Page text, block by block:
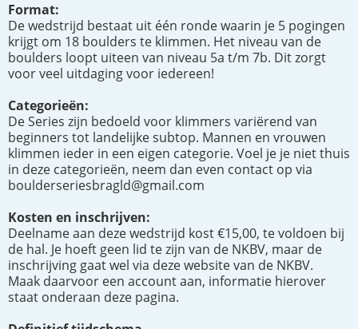
Format:
De wedstrijd bestaat uit één ronde waarin je 5 pogingen
krijgt om 18 boulders te klimmen. Het niveau van de
boulders loopt uiteen van niveau 5a t/m 7b. Dit zorgt
voor veel uitdaging voor iedereen!
Categorieën:
De Series zijn bedoeld voor klimmers variërend van
beginners tot landelijke subtop. Mannen en vrouwen
klimmen ieder in een eigen categorie. Voel je je niet thuis
in deze categorieën, neem dan even contact op via
boulderseriesbragld@gmail.com
Kosten en inschrijven:
Deelname aan deze wedstrijd kost €15,00, te voldoen bij
de hal. Je hoeft geen lid te zijn van de NKBV, maar de
inschrijving gaat wel via deze website van de NKBV.
Maak daarvoor een account aan, informatie hierover
staat onderaan deze pagina.